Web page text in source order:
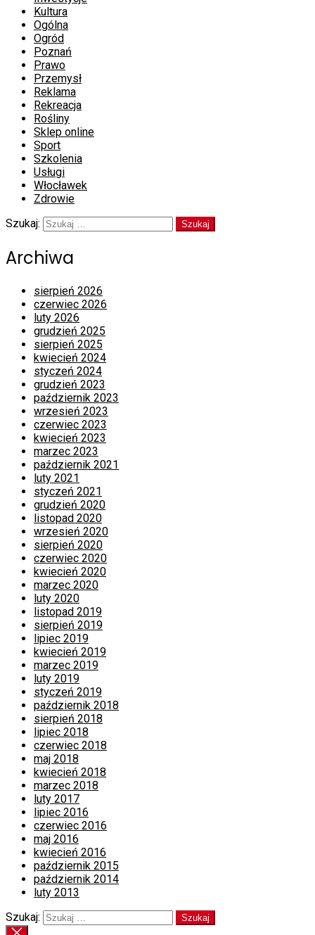
Kultura
Ogólna
Ogród
Poznań
Prawo
Przemysł
Reklama
Rekreacja
Rośliny
Sklep online
Sport
Szkolenia
Usługi
Włocławek
Zdrowie
Szukaj:
Archiwa
sierpień 2026
czerwiec 2026
luty 2026
grudzień 2025
sierpień 2025
kwiecień 2024
styczeń 2024
grudzień 2023
październik 2023
wrzesień 2023
czerwiec 2023
kwiecień 2023
marzec 2023
październik 2021
luty 2021
styczeń 2021
grudzień 2020
listopad 2020
wrzesień 2020
sierpień 2020
czerwiec 2020
kwiecień 2020
marzec 2020
luty 2020
listopad 2019
sierpień 2019
lipiec 2019
kwiecień 2019
marzec 2019
luty 2019
styczeń 2019
październik 2018
sierpień 2018
lipiec 2018
czerwiec 2018
maj 2018
kwiecień 2018
marzec 2018
luty 2017
lipiec 2016
czerwiec 2016
maj 2016
kwiecień 2016
październik 2015
październik 2014
luty 2013
Szukaj: